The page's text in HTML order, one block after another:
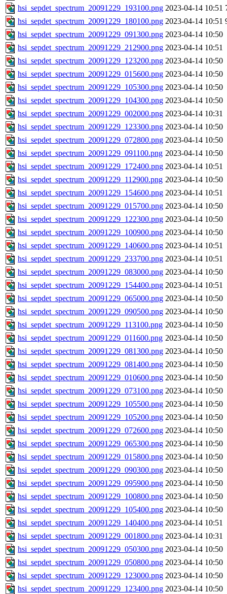
hsi_sepdet_spectrum_20091229_193100.png 2023-04-14 10:51
hsi_sepdet_spectrum_20091229_180100.png 2023-04-14 10:51
hsi_sepdet_spectrum_20091229_091300.png 2023-04-14 10:50
hsi_sepdet_spectrum_20091229_212900.png 2023-04-14 10:51
hsi_sepdet_spectrum_20091229_123200.png 2023-04-14 10:50
hsi_sepdet_spectrum_20091229_015600.png 2023-04-14 10:50
hsi_sepdet_spectrum_20091229_105300.png 2023-04-14 10:50
hsi_sepdet_spectrum_20091229_104300.png 2023-04-14 10:50
hsi_sepdet_spectrum_20091229_002000.png 2023-04-14 10:31
hsi_sepdet_spectrum_20091229_123300.png 2023-04-14 10:50
hsi_sepdet_spectrum_20091229_072800.png 2023-04-14 10:50
hsi_sepdet_spectrum_20091229_091100.png 2023-04-14 10:50
hsi_sepdet_spectrum_20091229_172400.png 2023-04-14 10:51
hsi_sepdet_spectrum_20091229_112900.png 2023-04-14 10:50
hsi_sepdet_spectrum_20091229_154600.png 2023-04-14 10:51
hsi_sepdet_spectrum_20091229_015700.png 2023-04-14 10:50
hsi_sepdet_spectrum_20091229_122300.png 2023-04-14 10:50
hsi_sepdet_spectrum_20091229_100900.png 2023-04-14 10:50
hsi_sepdet_spectrum_20091229_140600.png 2023-04-14 10:51
hsi_sepdet_spectrum_20091229_233700.png 2023-04-14 10:51
hsi_sepdet_spectrum_20091229_083000.png 2023-04-14 10:50
hsi_sepdet_spectrum_20091229_154400.png 2023-04-14 10:51
hsi_sepdet_spectrum_20091229_065000.png 2023-04-14 10:50
hsi_sepdet_spectrum_20091229_090500.png 2023-04-14 10:50
hsi_sepdet_spectrum_20091229_113100.png 2023-04-14 10:50
hsi_sepdet_spectrum_20091229_011600.png 2023-04-14 10:50
hsi_sepdet_spectrum_20091229_081300.png 2023-04-14 10:50
hsi_sepdet_spectrum_20091229_081400.png 2023-04-14 10:50
hsi_sepdet_spectrum_20091229_010600.png 2023-04-14 10:50
hsi_sepdet_spectrum_20091229_073100.png 2023-04-14 10:50
hsi_sepdet_spectrum_20091229_105500.png 2023-04-14 10:50
hsi_sepdet_spectrum_20091229_105200.png 2023-04-14 10:50
hsi_sepdet_spectrum_20091229_072600.png 2023-04-14 10:50
hsi_sepdet_spectrum_20091229_065300.png 2023-04-14 10:50
hsi_sepdet_spectrum_20091229_015800.png 2023-04-14 10:50
hsi_sepdet_spectrum_20091229_090300.png 2023-04-14 10:50
hsi_sepdet_spectrum_20091229_095900.png 2023-04-14 10:50
hsi_sepdet_spectrum_20091229_100800.png 2023-04-14 10:50
hsi_sepdet_spectrum_20091229_105400.png 2023-04-14 10:50
hsi_sepdet_spectrum_20091229_140400.png 2023-04-14 10:51
hsi_sepdet_spectrum_20091229_001800.png 2023-04-14 10:31
hsi_sepdet_spectrum_20091229_050300.png 2023-04-14 10:50
hsi_sepdet_spectrum_20091229_050800.png 2023-04-14 10:50
hsi_sepdet_spectrum_20091229_123000.png 2023-04-14 10:50
hsi_sepdet_spectrum_20091229_123400.png 2023-04-14 10:50